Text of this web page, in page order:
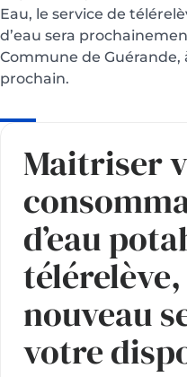
Eau, le service de
d’eau sera
Commune de
prochain.
Maitriser
d’eau
nouveau
votre